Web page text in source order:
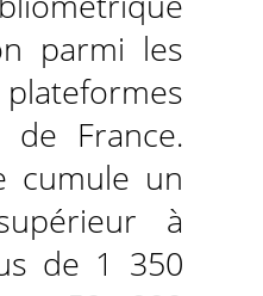
parmi les
de France.
cumule un
à
de 1 350